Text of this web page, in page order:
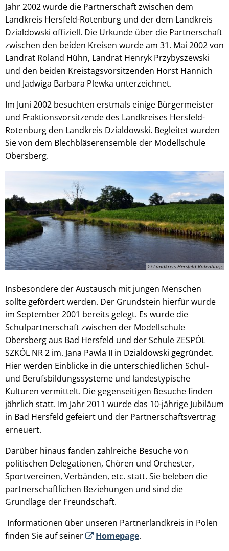
Jahr 2002 wurde die Partnerschaft zwischen dem
Landkreis Hersfeld-Rotenburg und der dem Landkreis
Dzialdowski offiziell. Die Urkunde über die Partnerschaft
zwischen den beiden Kreisen wurde am 31. Mai 2002 von
Landrat Roland Hühn, Landrat Henryk Przybyszewski
und den beiden Kreistagsvorsitzenden Horst Hannich
und Jadwiga Barbara Plewka unterzeichnet.
Im Juni 2002 besuchten erstmals einige Bürgermeister
und Fraktionsvorsitzende des Landkreises Hersfeld-
Rotenburg den Landkreis Dzialdowski. Begleitet wurden
Sie von dem Blechbläserensemble der Modellschule
Obersberg.
© Landkreis Hersfeld-Rotenburg
Insbesondere der Austausch mit jungen Menschen
sollte gefördert werden. Der Grundstein hierfür wurde
im September 2001 bereits gelegt. Es wurde die
Schulpartnerschaft zwischen der Modellschule
Obersberg aus Bad Hersfeld und der Schule ZESPÓL
SZKÓL NR 2 im. Jana Pawla II in Dzialdowski gegründet.
Hier werden Einblicke in die unterschiedlichen Schul-
und Berufsbildungssysteme und landestypische
Kulturen vermittelt. Die gegenseitigen Besuche finden
jährlich statt. Im Jahr 2011 wurde das 10-jährige Jubiläum
in Bad Hersfeld gefeiert und der Partnerschaftsvertrag
erneuert.
Darüber hinaus fanden zahlreiche Besuche von
politischen Delegationen, Chören und Orchester,
Sportvereinen, Verbänden, etc. statt. Sie beleben die
partnerschaftlichen Beziehungen und sind die
Grundlage der Freundschaft.
Informationen über unseren Partnerlandkreis in Polen
finden Sie auf seiner
Homepage.